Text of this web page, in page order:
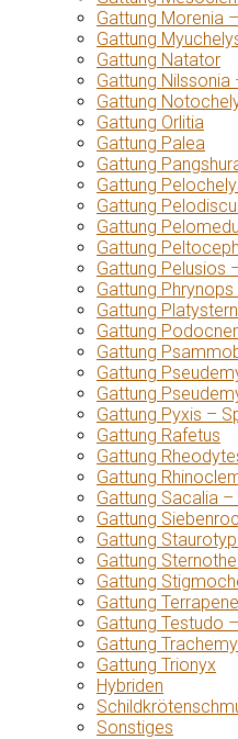
Gattung Morenia
Gattung
Gattung Natator
Gattung
Gattung
Gattung Orlitia
Gattung Palea
Gattung
Gattung
Gattung
Gattung
Gattung
Gattung Pelusios
Gattung
Gattung
Gattung
Gattung
Gattung
Gattung
Gattung Pyxis –
Gattung Rafetus
Gattung
Gattung
Gattung Sacalia
Gattung
Gattung
Gattung
Gattung
Gattung
Gattung Testudo
Gattung
Gattung Trionyx
Hybriden
Sonstiges